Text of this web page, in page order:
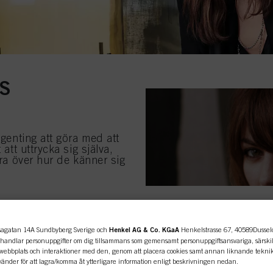
att göra med att
uttrycka sig själva,
över hur de känner sig
känsla oavsett
färgserie ger perfekt
behov .
är endast för
kunder.
14A Sundbyberg Sverige och Henkel AG & Co. KGaA Henkelstrasse 67,
personuppgifter om dig tillsammans som gemensamt personuppgiftsansvariga,
och interaktioner med den, genom att placera cookies samt annan liknande teknik
för att lagra/komma åt ytterligare information enligt beskrivningen nedan.